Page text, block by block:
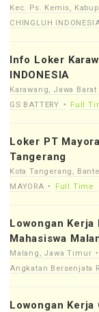
Kec. Ps. Kemis,
CHINGLUH
Info Loker
INDONESIA
Karawang, Jawa Barat
GS BATTERY
Full
Loker PT
Tangerang
Kota Tangerang,
MAYORA
Full Time
Lowongan Kerja
Mahasiswa
Malang, Jawa Timur
Angkatan Bersenjata
Lowongan